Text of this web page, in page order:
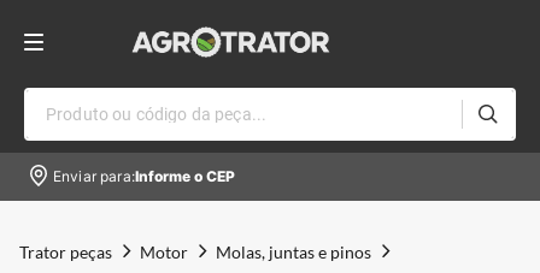
Produto ou código da peça...
Enviar para:Informe o CEP
Trator peças Motor
Molas, juntas e pinos